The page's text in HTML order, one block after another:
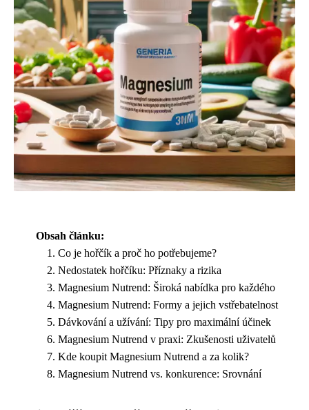
Obsah článku:
Co je hořčík a proč ho potřebujeme?
Nedostatek hořčíku: Příznaky a rizika
Magnesium Nutrend: Široká nabídka pro každého
Magnesium Nutrend: Formy a jejich vstřebatelnost
Dávkování a užívání: Tipy pro maximální účinek
Magnesium Nutrend v praxi: Zkušenosti uživatelů
Kde koupit Magnesium Nutrend a za kolik?
Magnesium Nutrend vs. konkurence: Srovnání